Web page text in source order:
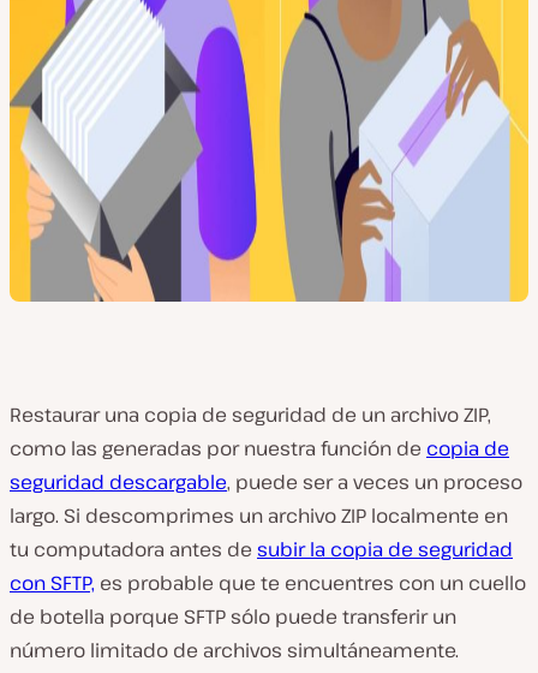
Restaurar una copia de seguridad de un archivo ZIP,
como las generadas por nuestra función de copia de
seguridad descargable, puede ser a veces un proceso
largo. Si descomprimes un archivo ZIP localmente en
tu computadora antes de subir la copia de seguridad
con SFTP, es probable que te encuentres con un cuello
de botella porque SFTP sólo puede transferir un
número limitado de archivos simultáneamente.